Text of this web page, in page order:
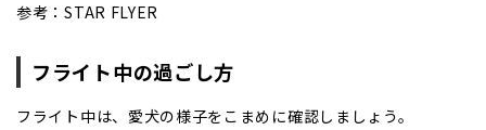
参考：STAR FLYER
フライト中の過ごし方
フライト中は、愛犬の様子をこまめに確認しましょう。